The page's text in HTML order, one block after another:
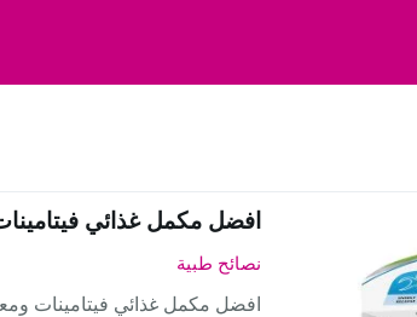
افضل مكمل غذائي
نصائح طبية
افضل مكمل غذائي فيتامينات